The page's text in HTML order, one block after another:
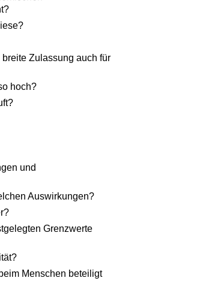
Zulassung auch für
hoch?
und
Auswirkungen?
Grenzwerte
Menschen beteiligt